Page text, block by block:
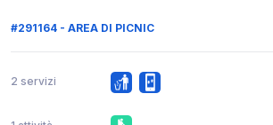
#291164 - AREA DI PICNIC
2 servizi